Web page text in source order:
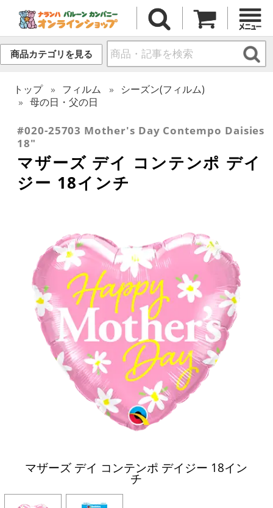
商品カテゴリを見る
トップ フィルム
シーズン(フィルム)
母の日・父の日
#020-25703 Mother's Day Contempo Daisies
18"
マザーズ デイ コンテンポ デイ
ジー 18インチ
マザーズ デイ コンテンポ デイジー 18イン
チ